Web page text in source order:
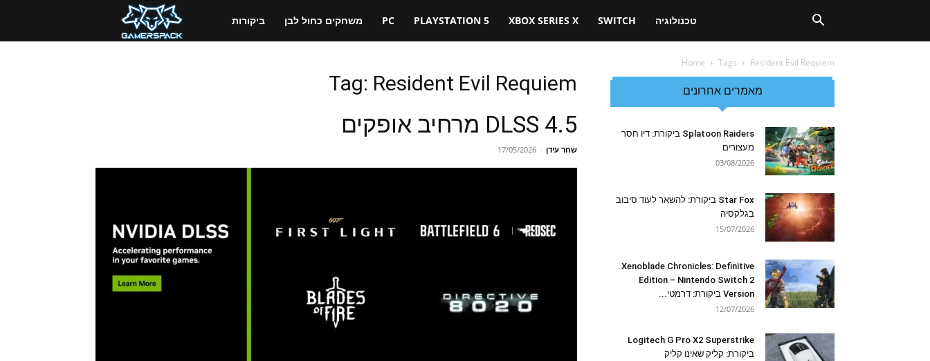
ביקורות משחקים כחול לבן PC PLAYSTATION 5 XBOX SERIES X SWITCH טכנולוגיה
Home Tags Resident Evil Requiem
Tag: Resident Evil Requiem
DLSS 4.5 מרחיב אופקים
שחר עידן -
17/05/2026
מאמרים אחרונים
Splatoon Raiders ביקורת: דיו חסר
מעצורים
03/08/2026
Star Fox ביקורת: להשאר לעוד סיבוב
בגלקסיה
15/07/2026
Xenoblade Chronicles: Definitive
Edition – Nintendo Switch 2
Version ביקורת: דרמטי...
12/07/2026
Logitech G Pro X2 Superstrike
ביקורת: קליק שאינו קליק